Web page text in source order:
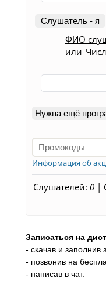
Слушатель - я
ФИО
или
Нужна ещё
Информация об
Слушателей: 0|
Записаться на
- скачав и заполнив
- позвонив на
- написав в чат.